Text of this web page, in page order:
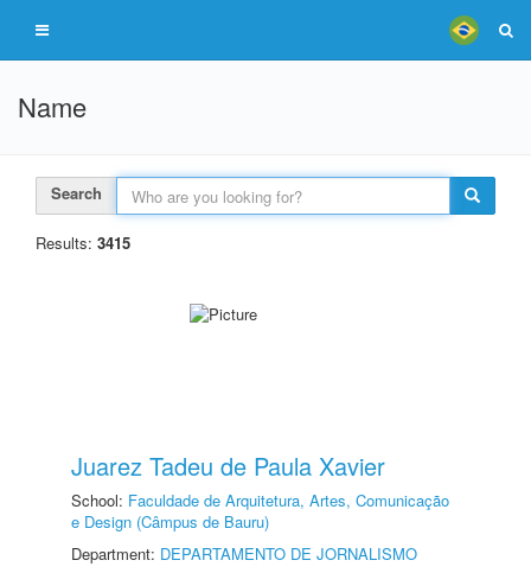
Name
Search
Results: 3415
Juarez Tadeu de Paula Xavier
School: Faculdade de Arquitetura, Artes, Comunicação
e Design (Câmpus de Bauru)
Department: DEPARTAMENTO DE JORNALISMO